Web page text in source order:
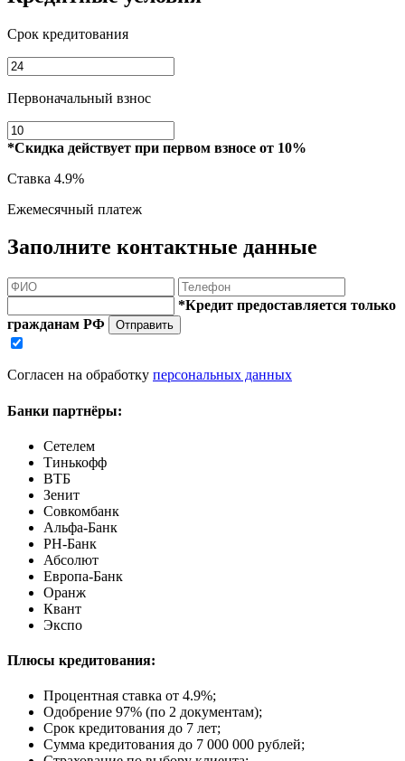
Срок кредитования
Первоначальный взнос
*Скидка действует при первом взносе от 10%
Ставка 4.9%
Ежемесячный платеж
Заполните контактные данные
*Кредит предоставляется только
гражданам РФ
Отправить
Согласен на обработку персональных данных
Банки партнёры:
Сетелем
Тинькофф
ВТБ
Зенит
Совкомбанк
Альфа-Банк
РН-Банк
Абсолют
Европа-Банк
Оранж
Квант
Экспо
Плюсы кредитования:
Процентная ставка от 4.9%;
Одобрение 97% (по 2 документам);
Срок кредитования до 7 лет;
Сумма кредитования до 7 000 000 рублей;